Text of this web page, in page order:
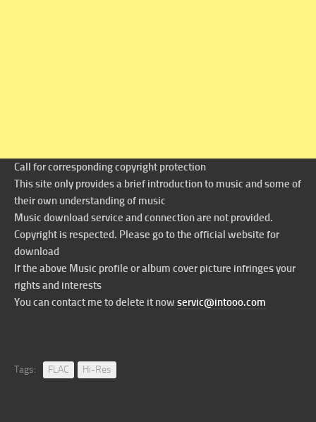
Call for corresponding copyright protection
This site only provides a brief introduction to music and some of
their own understanding of music
Music download service and connection are not provided.
Copyright is respected. Please go to the official website for
download
If the above Music profile or album cover picture infringes your
rights and interests
You can contact me to delete it now servic@intooo.com
Tags: FLAC Hi-Res